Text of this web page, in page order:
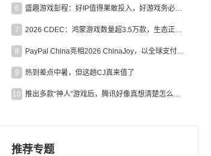
6 盛趣游戏彭程：好IP值得果敢投入，好游戏务必长效经营
7 2026 CDEC：鸿蒙游戏数量超3.5万款，生态正循环加速产业高质量发展
8 PayPal China亮相2026 ChinaJoy，以全球支付能力助力中国游戏企业深化全球运营
9 热到差点中暑，但这趟CJ真来值了
10 推出多款“神人”游戏后，腾讯好像真想清楚怎么做二次元了
推荐专题